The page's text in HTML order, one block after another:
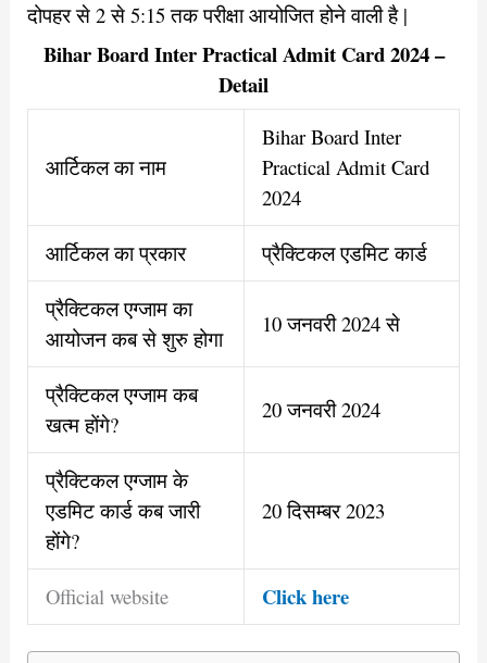
दोपहर से 2 से 5:15 तक परीक्षा आयोजित होने वाली है |
Bihar Board Inter Practical Admit Card 2024 –
Detail
आर्टिकल का नाम
Bihar Board Inter
Practical Admit Card
2024
आर्टिकल का प्रकार प्रैक्टिकल एडमिट कार्ड
प्रैक्टिकल एग्जाम का
आयोजन कब से शुरु होगा
10 जनवरी 2024 से
प्रैक्टिकल एग्जाम कब
खत्म होंगे?
20 जनवरी 2024
प्रैक्टिकल एग्जाम के
एडमिट कार्ड कब जारी
होंगे?
20 दिसम्बर 2023
Official website Click here